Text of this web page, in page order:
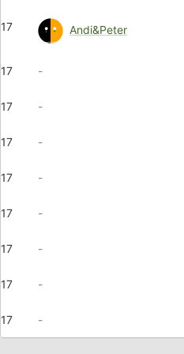
17 Andi&Peter
17 -
17 -
17 -
17 -
17 -
17 -
17 -
17 -